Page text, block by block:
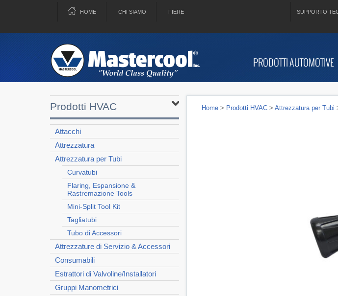
HOME CHI SIAMO FIERE SUPPORTO
PRODOTTI AUTOMOTIVE
Prodotti HVAC
Attacchi
Attrezzatura
Attrezzatura per Tubi
Curvatubi
Flaring, Espansione &
Rastremazione Tools
Mini-Split Tool Kit
Tagliatubi
Tubo di Accessori
Attrezzature di Servizio & Accessori
Consumabili
Estrattori di Valvoline/Installatori
Gruppi Manometrici
Home> Prodotti HVAC> Attrezzatura per Tubi